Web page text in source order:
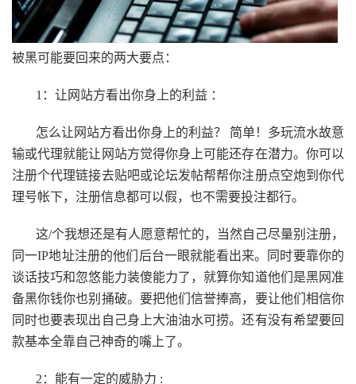
被黑可能要回来的两大要点：
1：让网站方看出你身上的利益 ：
怎么让网站方看出你身上的利益？ 简单！多玩流水故意
输或代理就能让网站方觉得你身上可能还存在潜力。你可以
注册个代理链接去贴吧或论坛发帖帮帮你注册点空炮到你代
理号帐下，注册信息都可以假，也不需要投注都行。
这/个我想还是有人愿意帮忙的，当然自己尽量别注册，
同一IP地址注册的他们后台一眼就能看出来。同时要靠你的
谈话技巧和忽悠能力装傻能力了，就算你知道他们是黑网准
备黑你钱你也别捅破。要把他们信誉捧高，要让他们相信你
同时也要表现出自己身上大油油水可捞。还有没有希望要回
款基本全靠自己神奇的嘴上了。
2：能有一定的威胁力 :